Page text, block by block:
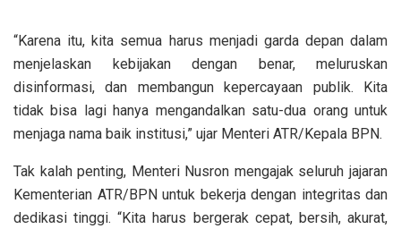
“Karena itu, kita semua harus menjadi garda depan dalam
menjelaskan kebijakan dengan benar, meluruskan
disinformasi, dan membangun kepercayaan publik. Kita
tidak bisa lagi hanya mengandalkan satu-dua orang untuk
menjaga nama baik institusi,” ujar Menteri ATR/Kepala BPN.
Tak kalah penting, Menteri Nusron mengajak seluruh jajaran
Kementerian ATR/BPN untuk bekerja dengan integritas dan
dedikasi tinggi. “Kita harus bergerak cepat, bersih, akurat,